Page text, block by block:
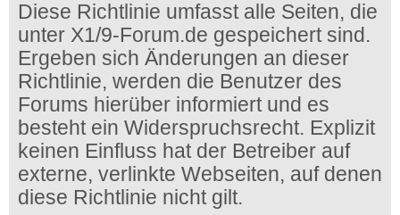
Diese Richtlinie umfasst alle Seiten, die
unter X1/9-Forum.de gespeichert sind.
Ergeben sich Änderungen an dieser
Richtlinie, werden die Benutzer des
Forums hierüber informiert und es
besteht ein Widerspruchsrecht. Explizit
keinen Einfluss hat der Betreiber auf
externe, verlinkte Webseiten, auf denen
diese Richtlinie nicht gilt.